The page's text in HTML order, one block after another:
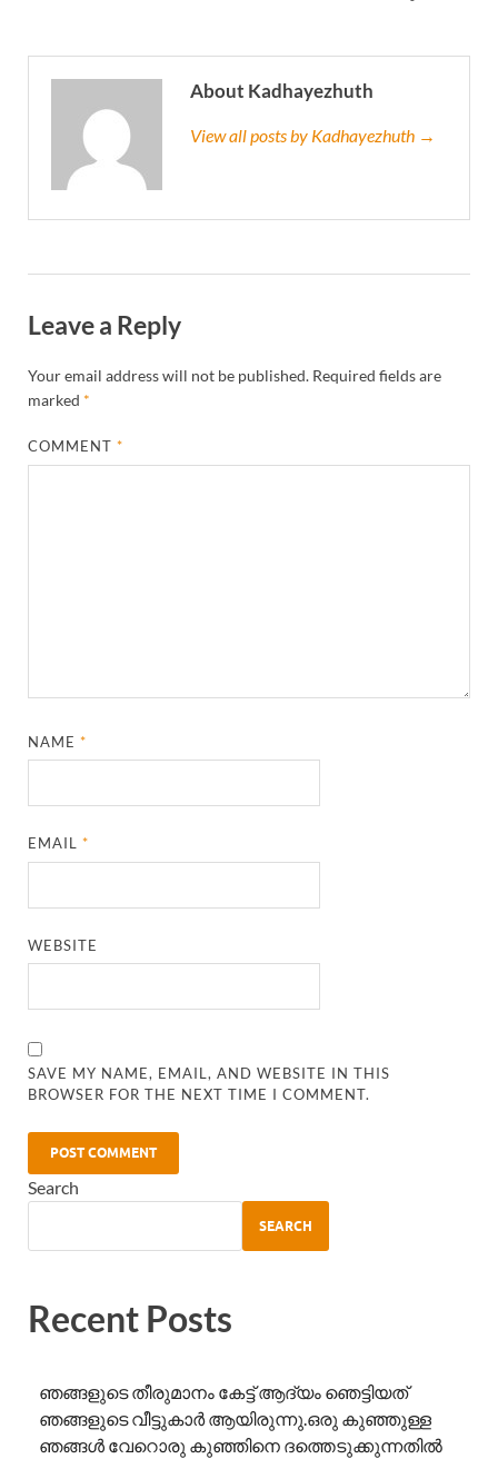
About Kadhayezhuth
View all posts by Kadhayezhuth →
Leave a Reply
Your email address will not be published. Required fields are
marked *
COMMENT*
NAME*
EMAIL*
WEBSITE
SAVE MY NAME, EMAIL, AND WEBSITE IN THIS
BROWSER FOR THE NEXT TIME I COMMENT.
Search
SEARCH
Recent Posts
ഞങ്ങളുടെ തീരുമാനം കേട്ട് ആദ്യം ഞെട്ടിയത്
ഞങ്ങളുടെ വീട്ടുകാർ ആയിരുന്നു.ഒരു കുഞ്ഞുള്ള
ഞങ്ങൾ വേറൊരു കുഞ്ഞിനെ ദത്തെടുക്കുന്നതിൽ